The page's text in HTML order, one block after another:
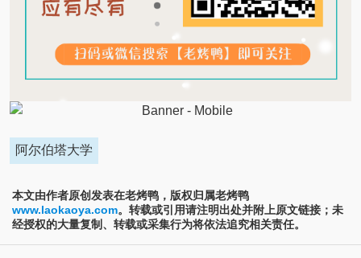
阿尔伯塔大学
本文由作者原创发表在老烤鸭，版权归属老烤鸭
www.laokaoya.com。转载或引用请注明出处并附上原文链接；未
经授权的大量复制、转载或采集行为将依法追究相关责任。